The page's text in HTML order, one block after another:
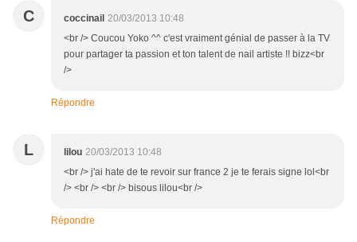
C coccinail 20/03/2013 10:48
<br /> Coucou Yoko ^^ c'est vraiment génial de passer à la TV
pour partager ta passion et ton talent de nail artiste !! bizz<br
/>
Répondre
L lilou 20/03/2013 10:48
<br /> j'ai hate de te revoir sur france 2 je te ferais signe lol<br
/> <br /> <br /> bisous lilou<br />
Répondre